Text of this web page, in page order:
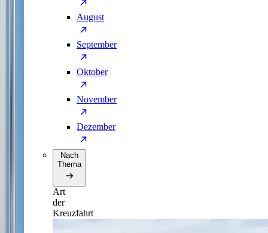
August
September
Oktober
November
Dezember
Nach
Thema
Art
der
Kreuzfahrt